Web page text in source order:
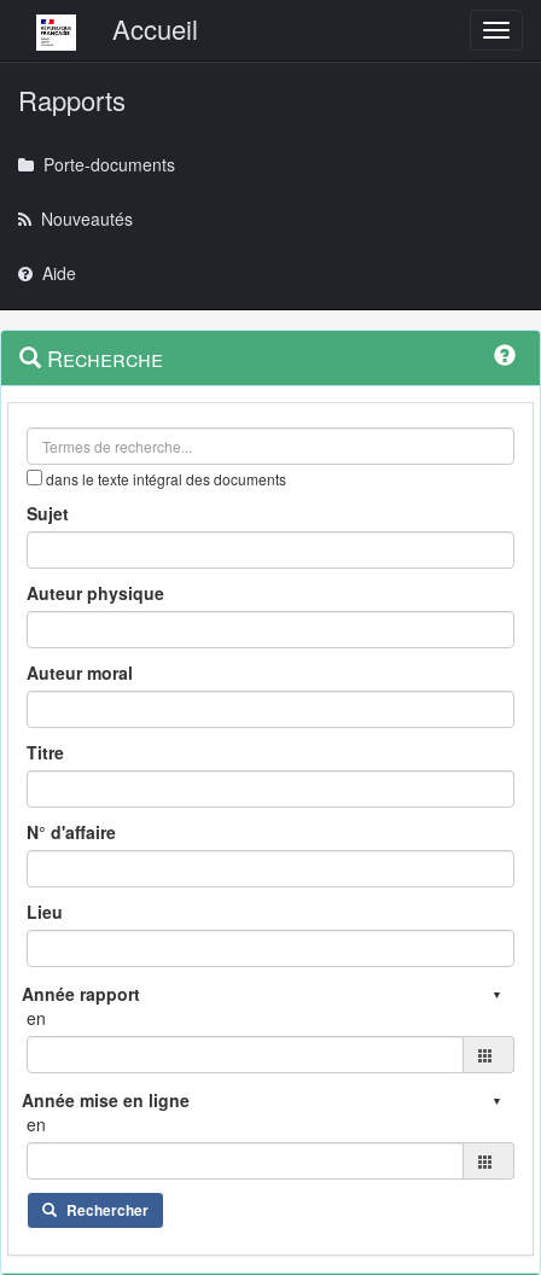
Menu principalAccueil
Rapports
Porte-documents
Nouveautés
Aide
Navigation
outils
Menu
contextuel
Recherche
dans le texte intégral des documents
Sujet
Auteur physique
Auteur moral
Titre
N° d'affaire
Lieu
en
en
Rechercher